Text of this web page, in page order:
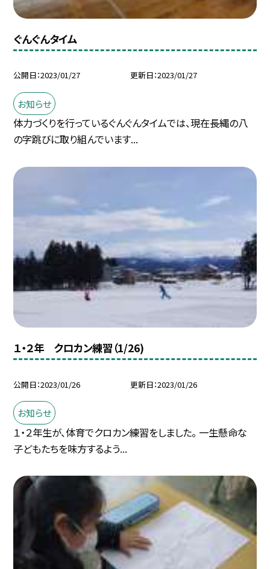
ぐんぐんタイム
公開日 2023/01/27 更新日 2023/01/27
お知らせ
体力づくりを行っているぐんぐんタイムでは、現在長縄の八
の字跳びに取り組んでいます...
１・２年 クロカン練習（1/26)
公開日 2023/01/26 更新日 2023/01/26
お知らせ
１・２年生が、体育でクロカン練習をしました。 一生懸命な
子どもたちを味方するよう...